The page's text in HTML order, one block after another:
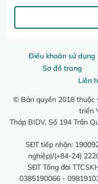
Điều khoản sử dụng
Sơ đồ trang
Liên
© Bản quyền 2018 thuộc
triển
Tháp BIDV, Số 194 Trần
SĐT tiếp nhận:
nghiệp)/(+84-24)
SĐT Tổng đài
0385190066 -